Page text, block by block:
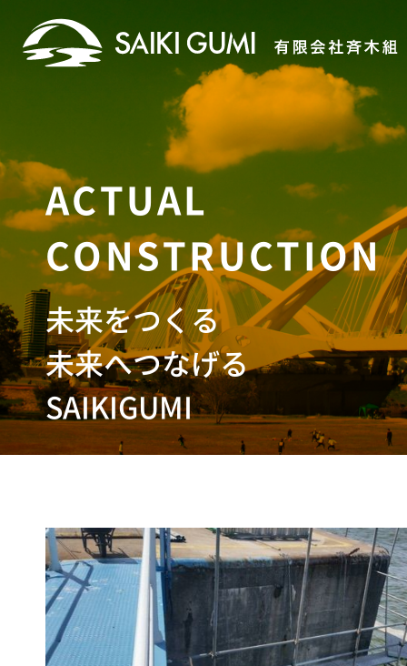
ACTUAL
CONSTRUCTION
未来をつくる
未来へつなげる
SAIKIGUMI